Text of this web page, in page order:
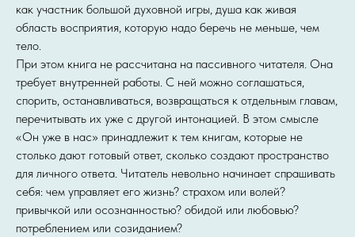
как участник большой духовной игры, душа как живая
область восприятия, которую надо беречь не меньше, чем
тело.
При этом книга не рассчитана на пассивного читателя. Она
требует внутренней работы. С ней можно соглашаться,
спорить, останавливаться, возвращаться к отдельным главам,
перечитывать их уже с другой интонацией. В этом смысле
«Он уже в нас» принадлежит к тем книгам, которые не
столько дают готовый ответ, сколько создают пространство
для личного ответа. Читатель невольно начинает спрашивать
себя: чем управляет его жизнь? страхом или волей?
привычкой или осознанностью? обидой или любовью?
потреблением или созиданием?